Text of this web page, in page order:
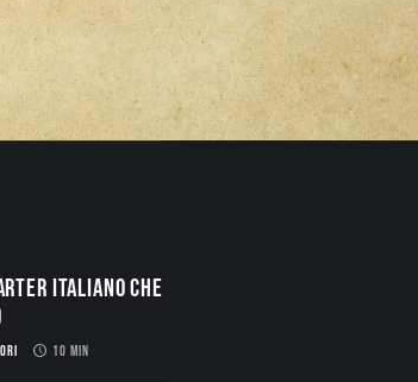
italiano che
10 MIN